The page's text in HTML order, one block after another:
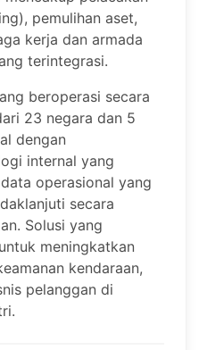
pemulihan aset,
kerja dan armada
terintegrasi.
beroperasi secara
23 negara dan 5
dengan
internal yang
operasional yang
secara
Solusi yang
meningkatkan
kendaraan,
pelanggan di